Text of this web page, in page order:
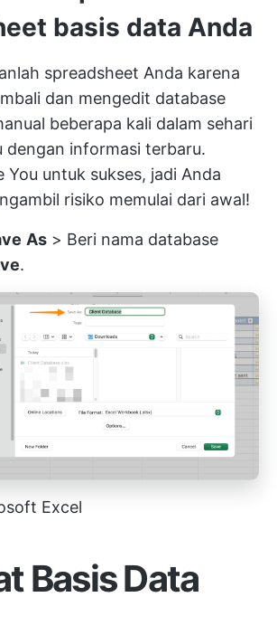
basis data Anda
spreadsheet Anda karena
dan mengedit database
beberapa kali dalam sehari
dengan informasi terbaru.
You untuk sukses, jadi Anda
risiko memulai dari awal!
As > Beri nama database
.
Excel
Basis Data